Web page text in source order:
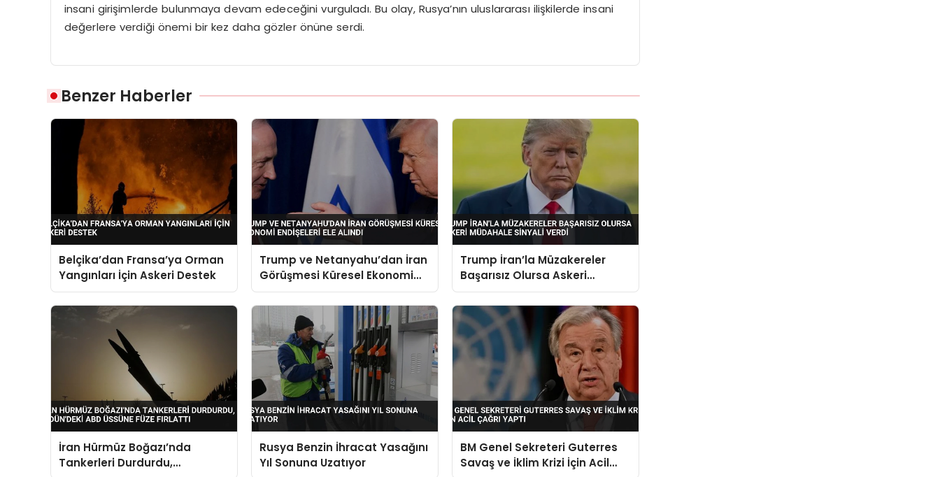
insani girişimlerde bulunmaya devam edeceğini vurguladı. Bu olay, Rusya’nın uluslararası ilişkilerde insani
değerlere verdiği önemi bir kez daha gözler önüne serdi.
Benzer Haberler
Belçika’dan Fransa’ya Orman
Yangınları İçin Askeri Destek
Trump ve Netanyahu’dan İran
Görüşmesi Küresel Ekonomi
Endişeleri Ele Alındı
Trump İran’la Müzakereler
Başarısız Olursa Askeri
Müdahale Sinyali Verdi
İran Hürmüz Boğazı’nda
Tankerleri Durdurdu,
Rusya Benzin İhracat Yasağını
Yıl Sonuna Uzatıyor
BM Genel Sekreteri Guterres
Savaş ve İklim Krizi İçin Acil